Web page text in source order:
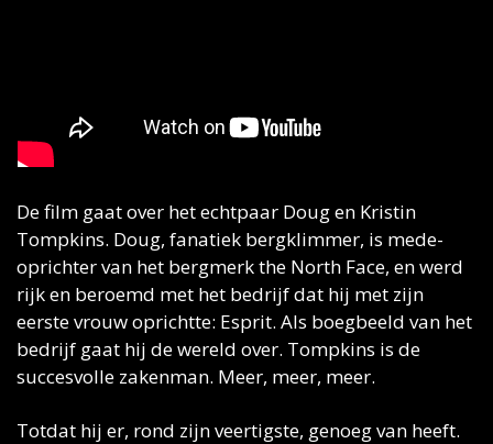
De film gaat over het echtpaar Doug en Kristin
Tompkins. Doug, fanatiek bergklimmer, is mede-
oprichter van het bergmerk the North Face, en werd
rijk en beroemd met het bedrijf dat hij met zijn
eerste vrouw oprichtte: Esprit. Als boegbeeld van het
bedrijf gaat hij de wereld over. Tompkins is de
succesvolle zakenman. Meer, meer, meer.
Totdat hij er, rond zijn veertigste, genoeg van heeft.